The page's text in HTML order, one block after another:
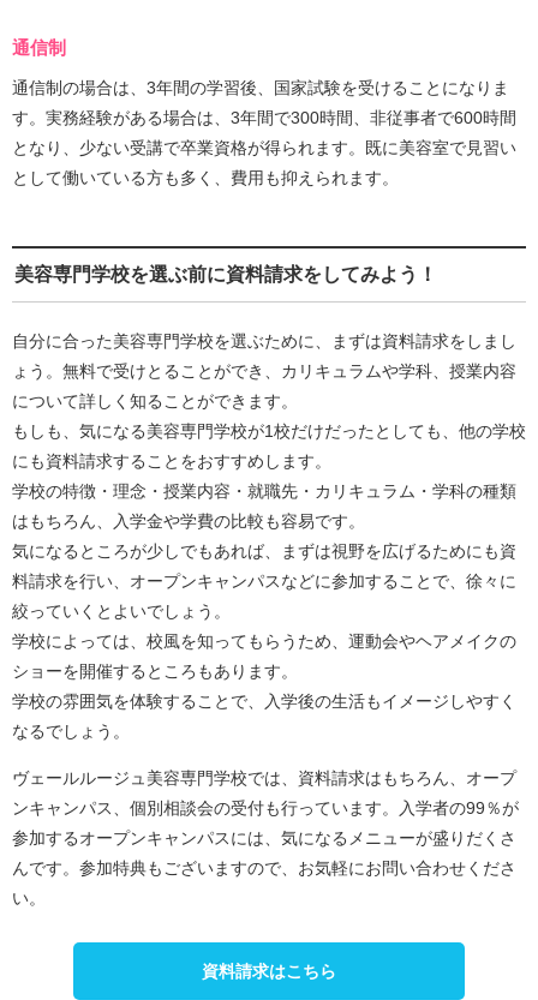
通信制
通信制の場合は、3年間の学習後、国家試験を受けることになりま
す。実務経験がある場合は、3年間で300時間、非従事者で600時間
となり、少ない受講で卒業資格が得られます。既に美容室で見習い
として働いている方も多く、費用も抑えられます。
美容専門学校を選ぶ前に資料請求をしてみよう！
自分に合った美容専門学校を選ぶために、まずは資料請求をしまし
ょう。無料で受けとることができ、カリキュラムや学科、授業内容
について詳しく知ることができます。
もしも、気になる美容専門学校が1校だけだったとしても、他の学校
にも資料請求することをおすすめします。
学校の特徴・理念・授業内容・就職先・カリキュラム・学科の種類
はもちろん、入学金や学費の比較も容易です。
気になるところが少しでもあれば、まずは視野を広げるためにも資
料請求を行い、オープンキャンパスなどに参加することで、徐々に
絞っていくとよいでしょう。
学校によっては、校風を知ってもらうため、運動会やヘアメイクの
ショーを開催するところもあります。
学校の雰囲気を体験することで、入学後の生活もイメージしやすく
なるでしょう。
ヴェールルージュ美容専門学校では、資料請求はもちろん、オープ
ンキャンパス、個別相談会の受付も行っています。入学者の99％が
参加するオープンキャンパスには、気になるメニューが盛りだくさ
んです。参加特典もございますので、お気軽にお問い合わせくださ
い。
資料請求はこちら